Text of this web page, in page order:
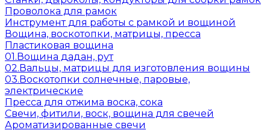
Проволока для рамок
Инструмент для работы с рамкой и вощиной
Вощина, воскотопки, матрицы, пресса
Пластиковая вощина
01.Вощина дадан, рут
02.Вальцы, матрицы для изготовления вощины
03.Воскотопки солнечные, паровые,
электрические
Пресса для отжима воска, сока
Свечи, фитили, воск, вощина для свечей
Ароматизированные свечи